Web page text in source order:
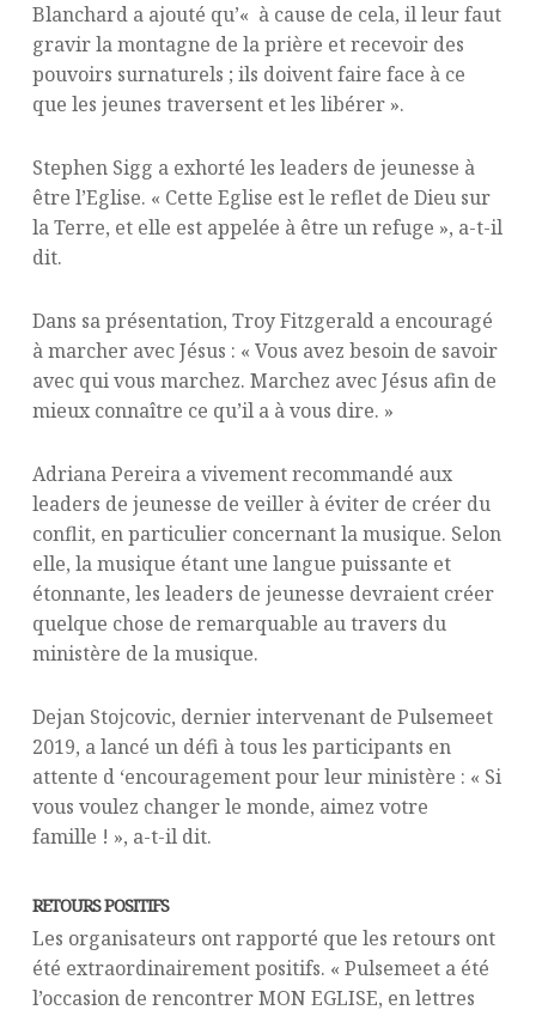
Blanchard a ajouté qu’« à cause de cela, il leur faut
gravir la montagne de la prière et recevoir des
pouvoirs surnaturels ; ils doivent faire face à ce
que les jeunes traversent et les libérer ».
Stephen Sigg a exhorté les leaders de jeunesse à
être l’Eglise. « Cette Eglise est le reflet de Dieu sur
la Terre, et elle est appelée à être un refuge », a-t-il
dit.
Dans sa présentation, Troy Fitzgerald a encouragé
à marcher avec Jésus : « Vous avez besoin de savoir
avec qui vous marchez. Marchez avec Jésus afin de
mieux connaître ce qu’il a à vous dire. »
Adriana Pereira a vivement recommandé aux
leaders de jeunesse de veiller à éviter de créer du
conflit, en particulier concernant la musique. Selon
elle, la musique étant une langue puissante et
étonnante, les leaders de jeunesse devraient créer
quelque chose de remarquable au travers du
ministère de la musique.
Dejan Stojcovic, dernier intervenant de Pulsemeet
2019, a lancé un défi à tous les participants en
attente d ‘encouragement pour leur ministère : « Si
vous voulez changer le monde, aimez votre
famille ! », a-t-il dit.
RETOURS POSITIFS
Les organisateurs ont rapporté que les retours ont
été extraordinairement positifs. « Pulsemeet a été
l’occasion de rencontrer MON EGLISE, en lettres